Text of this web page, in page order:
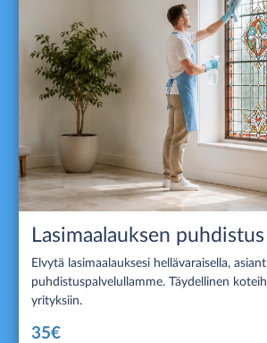
Lasimaalauksen puhdistus
Elvytä lasimaalauksesi hellävaraisella,
puhdistuspalvelullamme. Täydellinen
yrityksiin.
35€